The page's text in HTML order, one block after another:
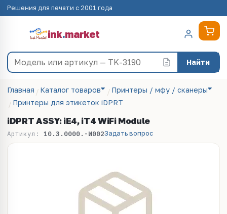
Решения для печати с 2001 года
ink.market
Найти
Главная Каталог товаров
Принтеры / мфу / сканеры
Принтеры для этикеток iDPRT
iDPRT ASSY: iE4, iT4 WiFi Module
Артикул: 10.3.0000.-W002Задать вопрос